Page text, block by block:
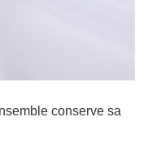
conserve sa